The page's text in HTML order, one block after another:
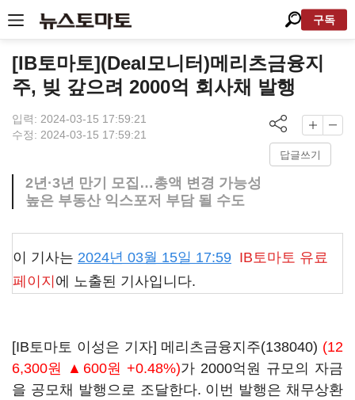
구독
[IB토마토](Deal모니터)메리츠금융지
주, 빚 갚으려 2000억 회사채 발행
입력: 2024-03-15 17:59:21
수정: 2024-03-15 17:59:21
답글쓰기
2년·3년 만기 모집…총액 변경 가능성
높은 부동산 익스포저 부담 될 수도
이 기사는 2024년 03월 15일 17:59 IB토마토 유료
페이지 에 노출된 기사입니다.
[IB토마토 이성은 기자] 메리츠금융지주(138040) (12
6,300원 ▲600원 +0.48%)가 2000억원 규모의 자금
을 공모채 발행으로 조달한다. 이번 발행은 채무상환